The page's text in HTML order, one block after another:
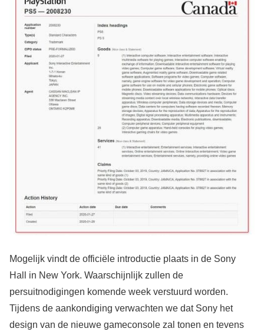
Mogelijk vindt de officiële introductie plaats in de Sony
Hall in New York. Waarschijnlijk zullen de
persuitnodigingen komende week verstuurd worden.
Tijdens de aankondiging verwachten we dat Sony het
design van de nieuwe gameconsole zal tonen en tevens